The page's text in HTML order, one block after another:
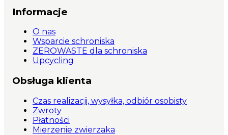
Informacje
O nas
Wsparcie schroniska
ZEROWASTE dla schroniska
Upcycling
Obsługa klienta
Czas realizacji, wysyłka, odbiór osobisty
Zwroty
Płatności
Mierzenie zwierzaka